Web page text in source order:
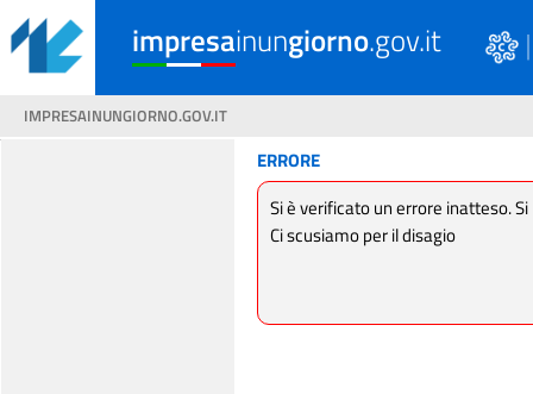
impresainungiorno.gov.it
IMPRESAINUNGIORNO.GOV.IT
ERRORE
Si è verificato un errore inatteso.
Ci scusiamo per il disagio